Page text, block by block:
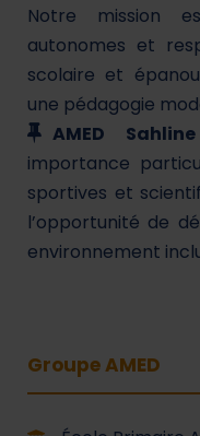
Notre mission
autonomes et
scolaire et
une pédagogie
AMED Sahline
importance
sportives et
l’opportunité de
environnement
Groupe AMED